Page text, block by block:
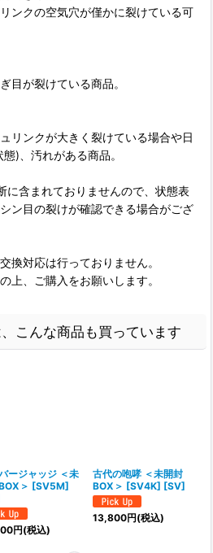
ンクの空気穴が僅かに裂けている可
目が裂けている商品。
リンクが大きく裂けている場合や日
)、汚れがある商品。
に含まれておりませんので、状態表
ン目の裂けが確認できる場合がござ
換対応は行っておりません。
上、ご購入をお願いします。
こんな商品も買っています
ージャッジ ＜未
＞ [SV5M]
円(税込)
古代の咆哮 ＜未開封
BOX＞ [SV4K] [SV]
13,800円(税込)